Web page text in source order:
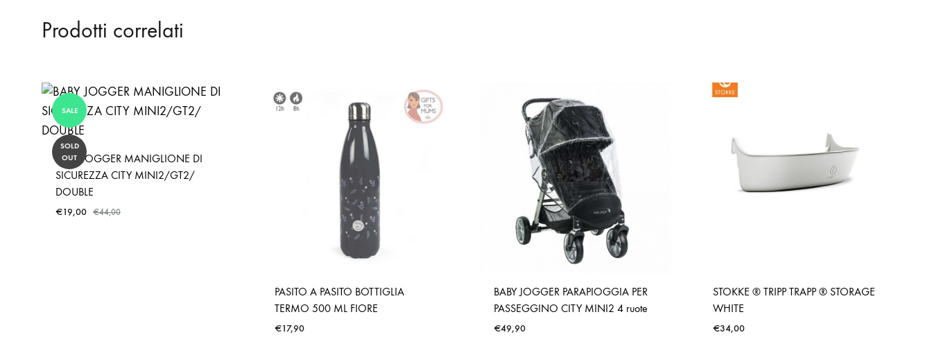
Prodotti correlati
SALE
SOLD
OUT
BABY JOGGER MANIGLIONE DI
SICUREZZA CITY MINI2/GT2/
DOUBLE
€19,00 €44,00
PASITO A PASITO BOTTIGLIA
TERMO 500 ML FIORE
€17,90
BABY JOGGER PARAPIOGGIA PER
PASSEGGINO CITY MINI2 4 ruote
€49,90
STOKKE ® TRIPP TRAPP ® STORAGE
WHITE
€34,00